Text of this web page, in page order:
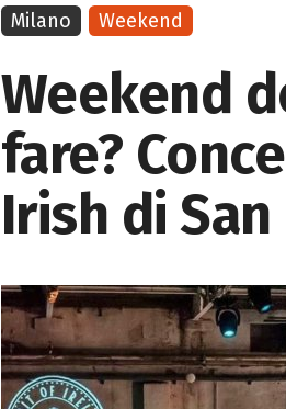
Weekend
fare?
Irish di
Milano Weekend